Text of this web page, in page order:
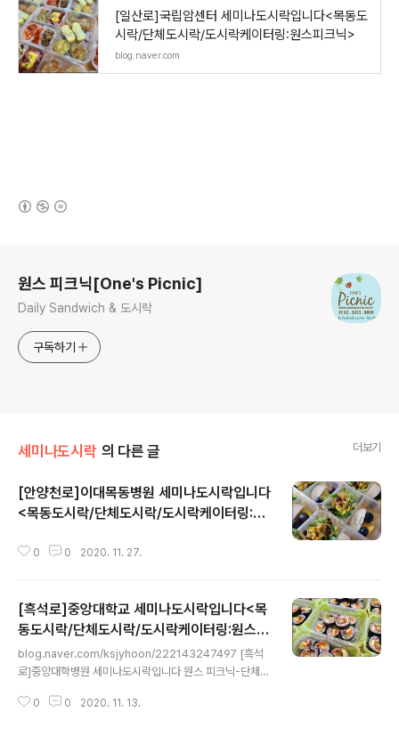
[일산로]국립암센터 세미나도시락입니다<목동도
시락/단체도시락/도시락케이터링:원스피크닉>
blog.naver.com
원스 피크닉[One's Picnic]
Daily Sandwich & 도시락
구독하기
세미나도시락 의 다른 글 더보기
[안양천로]이대목동병원 세미나도시락입니다
<목동도시락/단체도시락/도시락케이터링:원
0 0 2020. 11. 27.
[흑석로]중앙대학교 세미나도시락입니다<목
동도시락/단체도시락/도시락케이터링:원스피
크닉>
blog.naver.com/ksjyhoon/222143247497 [흑석
로]중앙대학병원 세미나도시락입니다 원스 피크닉-단체도
0 0 2020. 11. 13.